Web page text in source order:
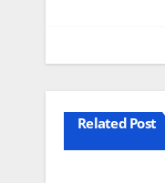
Related Post